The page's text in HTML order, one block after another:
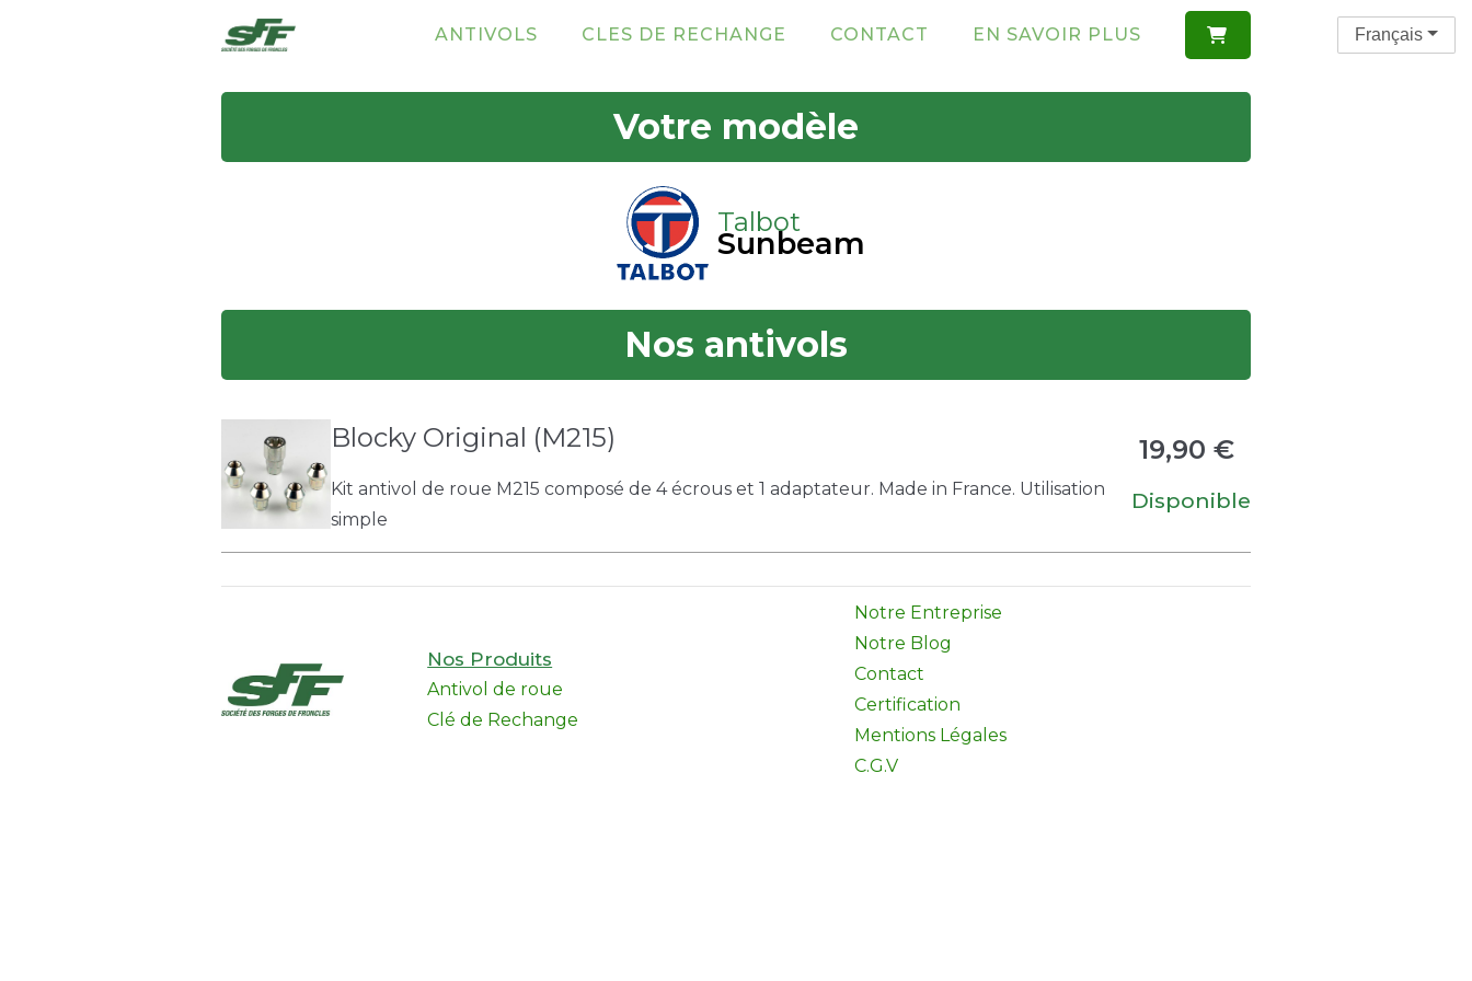
ANTIVOLS CLES DE RECHANGE CONTACT EN SAVOIR PLUS 
Votre modèle
Talbot
Sunbeam
Nos antivols
Blocky Original (M215)
Kit antivol de roue M215 composé de 4 écrous et 1 adaptateur. Made in France. Utilisation
simple
19,90 €
Disponible
Nos Produits
Antivol de roue
Clé de Rechange
Notre Entreprise
Notre Blog
Contact
Certification
Mentions Légales
C.G.V
Français